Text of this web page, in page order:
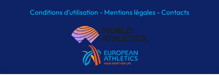
Conditions d'utilisation - Mentions légales -Contacts